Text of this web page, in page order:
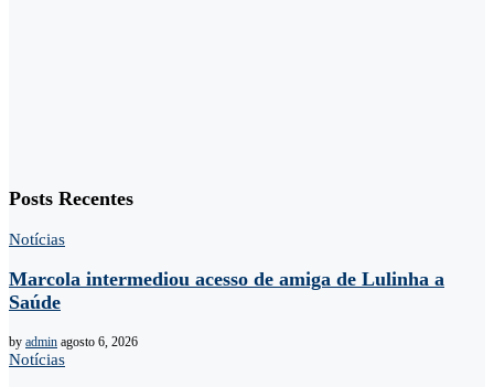
Posts Recentes
Notícias
Marcola intermediou acesso de amiga de Lulinha a
Saúde
by admin agosto 6, 2026
Notícias